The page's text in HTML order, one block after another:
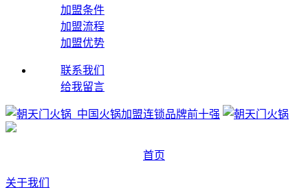
加盟条件
加盟流程
加盟优势
联系我们
给我留言
首页
关于我们